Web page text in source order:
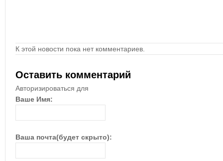
К этой новости пока нет комментариев.
Оставить комментарий
Авторизироваться для
Ваше Имя:
Ваша почта(будет скрыто):